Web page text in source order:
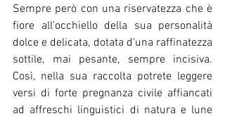
Sempre però con una riservatezza che è
fiore all’occhiello della sua personalità
dolce e delicata, dotata d’una raffinatezza
sottile, mai pesante, sempre incisiva.
Così, nella sua raccolta potrete leggere
versi di forte pregnanza civile affiancati
ad affreschi linguistici di natura e lune